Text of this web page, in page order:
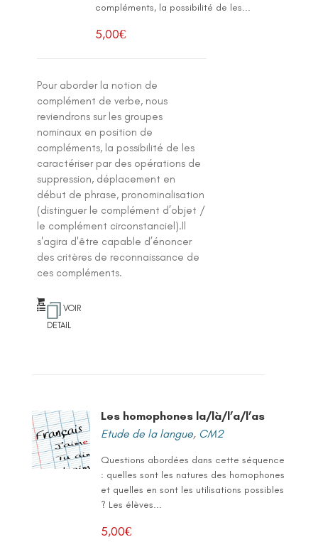
compléments, la possibilité de les...
5,00€
Pour aborder la notion de
complément de verbe, nous
reviendrons sur les groupes
nominaux en position de
compléments, la possibilité de les
caractériser par des opérations de
suppression, déplacement en
début de phrase, pronominalisation
(distinguer le complément d’objet /
le complément circonstanciel).Il
s'agira d'être capable d’énoncer
des critères de reconnaissance de
ces compléments.
VOIR
DETAIL
Les homophones la/là/l’a/l’as
Etude de la langue, CM2
Questions abordées dans cette séquence
: quelles sont les natures des homophones
et quelles en sont les utilisations possibles
? Les élèves...
5,00€